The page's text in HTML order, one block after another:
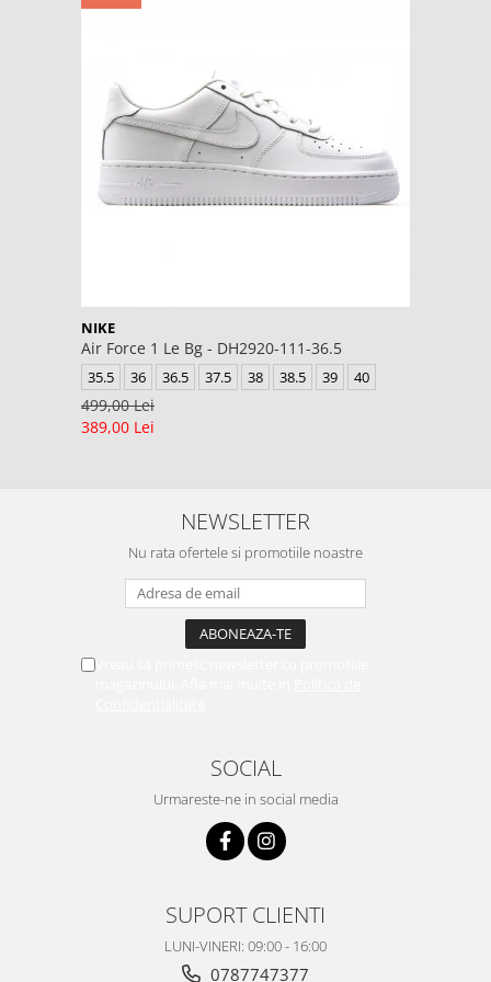
NIKE
Air Force 1 Le Bg - DH2920-111-36.5
35.5 36 36.5 37.5 38 38.5 39 40
499,00 Lei
389,00 Lei
NEWSLETTER
Nu rata ofertele si promotiile noastre
SOCIAL
Urmareste-ne in social media
SUPORT CLIENTI
LUNI-VINERI: 09:00 - 16:00
0787747377